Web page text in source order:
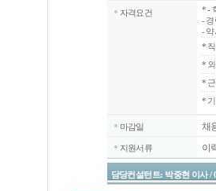
자격요건 *-
-
-
*
*
*
*
마감일 채
지원서류 이
담당컨설턴트: 박중현 이사 /